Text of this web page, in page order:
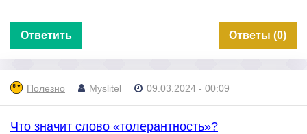
Ответить Ответы (0)
Полезно Myslitel 09.03.2024 - 00:09
Что значит слово «толерантность»?